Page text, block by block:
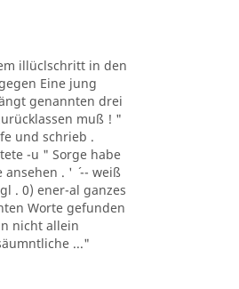
illüclschritt in den
Eine jung
genannten drei
muß ! "
und schrieb .
-u " Sorge habe
. ' ´ -- weiß
. 0) ener-al ganzes
Worte gefunden
nicht allein
..."